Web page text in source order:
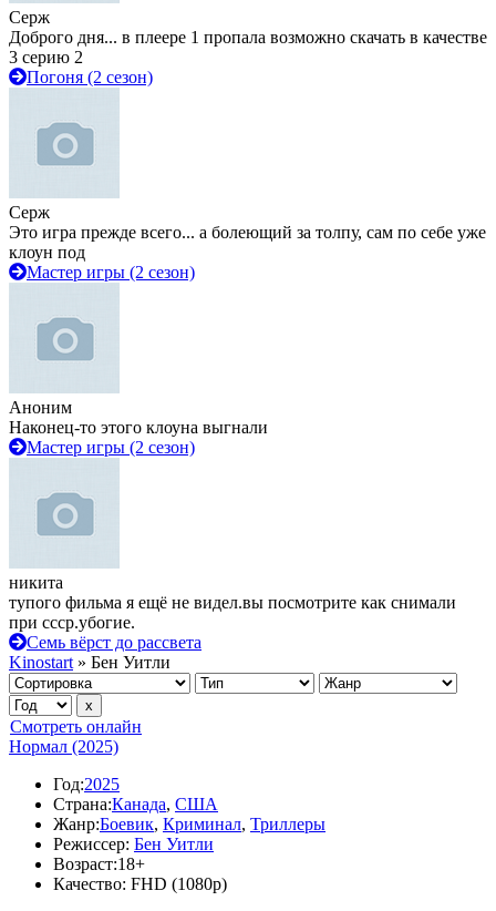
Серж
Доброго дня... в плеере 1 пропала возможно скачать в качестве
3 серию 2
Погоня (2 сезон)
Серж
Это игра прежде всего... а болеющий за толпу, сам по себе уже
клоун под
Мастер игры (2 сезон)
Аноним
Наконец-то этого клоуна выгнали
Мастер игры (2 сезон)
никита
тупого фильма я ещё не видел.вы посмотрите как снимали
при ссср.убогие.
Семь вёрст до рассвета
Kinostart » Бен Уитли
Смотреть онлайн
Нормал (2025)
Год:2025
Страна:Канада, США
Жанр:Боевик, Криминал, Триллеры
Режиссер: Бен Уитли
Возраст:18+
Качество: FHD (1080p)